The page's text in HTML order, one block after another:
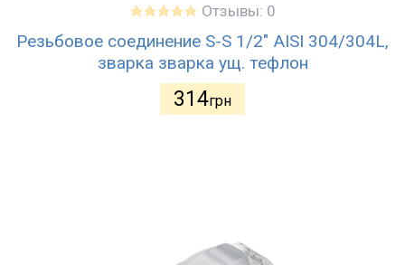
Отзывы: 0
Резьбовое соединение S-S 1/2" AISI 304/304L,
зварка зварка ущ. тефлон
314грн